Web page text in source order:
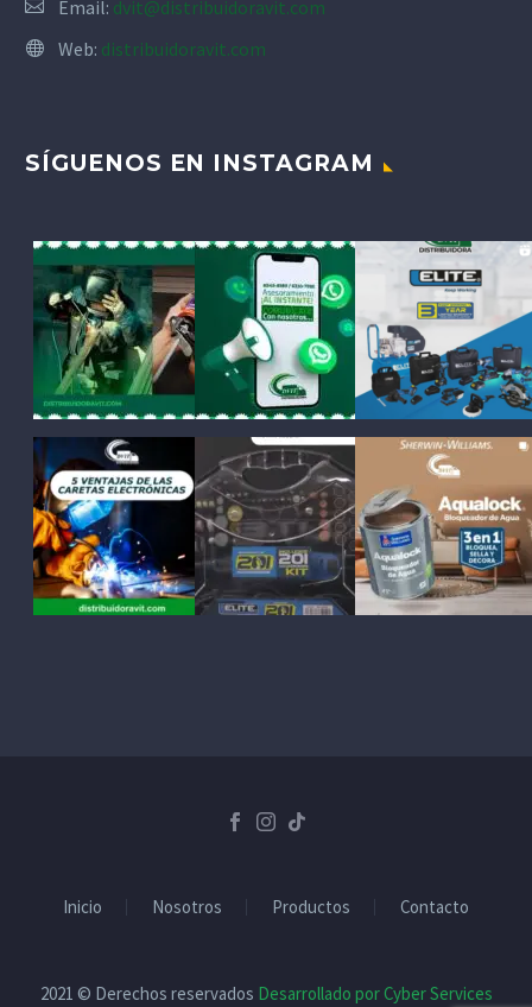
Email: dvit@distribuidoravit.com
Web: distribuidoravit.com
SÍGUENOS EN INSTAGRAM
Inicio Nosotros Productos Contacto
2021 © Derechos reservados Desarrollado por Cyber Services